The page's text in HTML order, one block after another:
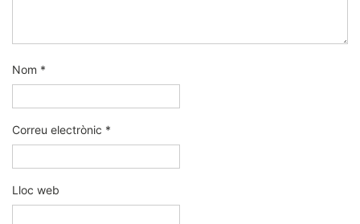
Nom *
Correu electrònic *
Lloc web